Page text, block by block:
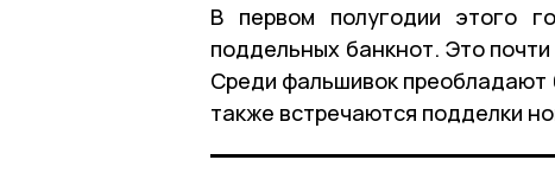
В первом полугодии этого
поддельных банкнот. Это
Среди фальшивок преобладают
также встречаются подделки